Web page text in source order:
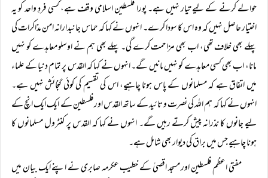
حوالے کرنے کے لیے تیار نہیں ہے۔ پورا فلسطین اسلامی وقف ہے، کسی فردِ واحد کو یہ
اختیار حاصل نہیں کہ وہ اس کا سودا کرے۔ انہوں نے کہا کہ حماس جانبدارانہ امن مذاکرات کی
پہلے بھی خلاف تھی، اب بھی مزاحمت کرے گی۔ پہلے بھی ہم نے اوسلو معاہدے کو نہیں
مانا، اب بھی کسی معاہدے کو نہیں مانیں گے۔ انہوں نے کہا کہ القدس پر تمام دنیا کے علماء
میں اتفاق ہے کہ مسلمانوں کے پاس ہونا چاہیے، اس کی تقسیم کی کوئی گنجائش نہیں ہے۔
انہوں نے کہا کہ ہم اللہ کی نصرت و تائید کے ساتھ القدس اور فلسطین کے ایک ایک انچ کے
لیے جانوں کا نذرانہ پیش کرتے رہیں گے۔ انہوں نے کہا کہ القدس پر کنٹرول مسلمانوں کا
ہونا چاہیے جس میں براق کی دیوار بھی شامل ہے۔
مفتی اعظم فلسطین اور مسجد اقصیٰ کے خطیب عکرمہ صابری نے اپنے ایک بیان میں